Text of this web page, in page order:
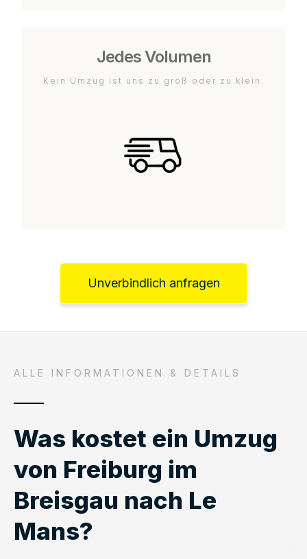
Jedes Volumen
Kein Umzug ist uns zu groß oder zu klein.
Unverbindlich anfragen
ALLE INFORMATIONEN & DETAILS
Was kostet ein Umzug
von Freiburg im
Breisgau nach Le
Mans?